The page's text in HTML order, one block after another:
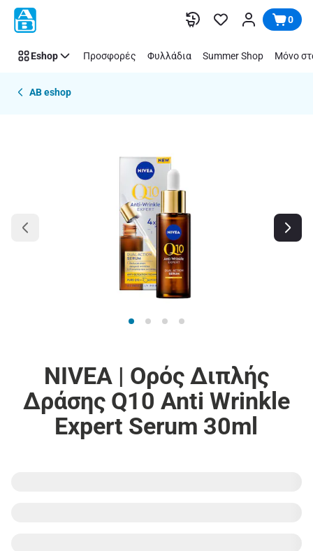
Παράλειψη 0
Eshop Προσφορές Φυλλάδια Summer Shop Μόνο
AB eshop
NIVEA | Ορός Διπλής
Δράσης Q10 Anti Wrinkle
Expert Serum 30ml